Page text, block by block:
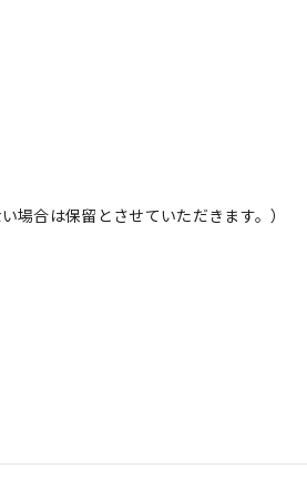
場合は保留とさせていただきます。）